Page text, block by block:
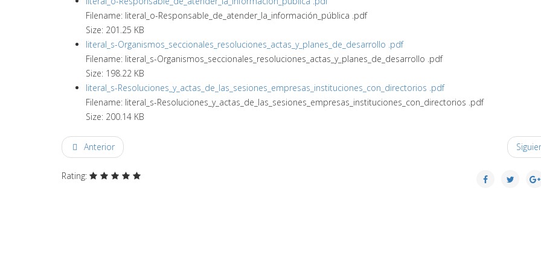
Filename: literal_o-Responsable_de_atender_la_información_pública .pdf
Size: 201.25 KB
literal_s-Organismos_seccionales_resoluciones_actas_y_planes_de_desarrollo .pdf
Filename: literal_s-Organismos_seccionales_resoluciones_actas_y_planes_de_desarrollo .pdf
Size: 198.22 KB
literal_s-Resoluciones_y_actas_de_las_sesiones_empresas_instituciones_con_directorios .pdf
Filename: literal_s-Resoluciones_y_actas_de_las_sesiones_empresas_instituciones_con_directorios .pdf
Size: 200.14 KB
Anterior
Rating: